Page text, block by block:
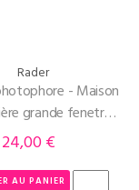
Rader
- Maison
grande fenetre -
Rader
Prix
24,00 €
AU PANIER